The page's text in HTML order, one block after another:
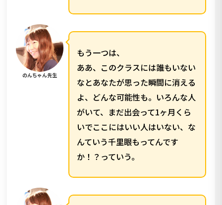
のんちゃん先生
もう一つは、
ああ、このクラスには誰もいない
なとあなたが思った瞬間に消える
よ、どんな可能性も。いろんな人
がいて、まだ出会って1ヶ月くら
いでここにはいい人はいない、な
んていう千里眼もってんです
か！？っていう。